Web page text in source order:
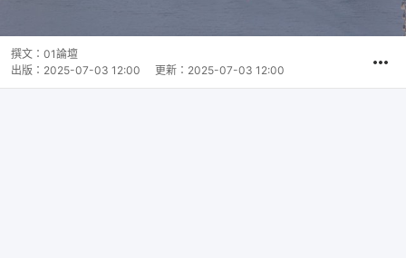
撰文： 01論壇
出版： 2025-07-03 12:00 更新： 2025-07-03 12:00